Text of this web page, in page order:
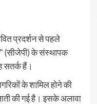
प्रदर्शन से पहले
(सीजेपी) के संस्थापक
सतर्क हैं।
के शामिल होने की
की गई है। इसके अलावा